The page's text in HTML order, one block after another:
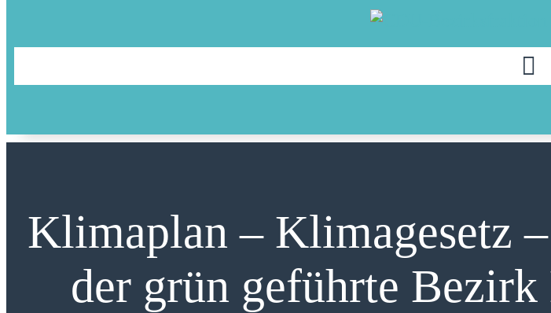
Klimaplan – Klimagesetz
der grün geführte